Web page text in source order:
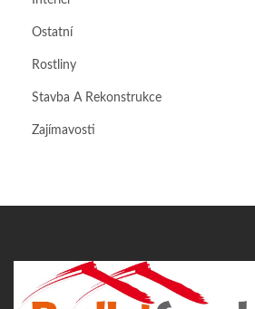
Ostatní
Rostliny
Stavba A Rekonstrukce
Zajímavosti